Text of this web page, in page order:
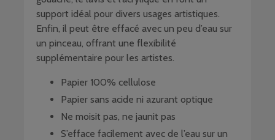
support idéal pour divers usages artistiques.
Enfin, il peut être effacé avec un peu d’eau sur
un pinceau, offrant une flexibilité
supplémentaire pour les artistes.
Papier 100% cellulose
Papier sans acide ni azurant optique
Ne moisit pas, ne jaunit pas
S’efface facilement avec de l’eau sur un